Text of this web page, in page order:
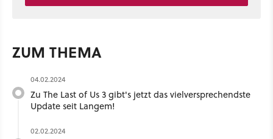
ZUM THEMA
04.02.2024
Zu The Last of Us 3 gibt's jetzt das vielversprechendste
Update seit Langem!
02.02.2024